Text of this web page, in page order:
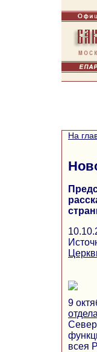
На
9
отдела
всея